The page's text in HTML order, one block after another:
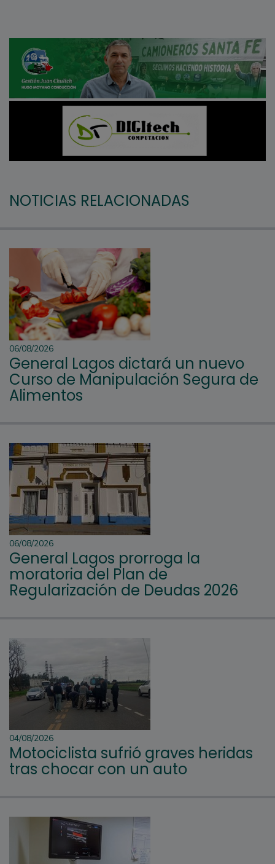
NOTICIAS RELACIONADAS
06/08/2026
General Lagos dictará un nuevo
Curso de Manipulación Segura de
Alimentos
06/08/2026
General Lagos prorroga la
moratoria del Plan de
Regularización de Deudas 2026
04/08/2026
Motociclista sufrió graves heridas
tras chocar con un auto